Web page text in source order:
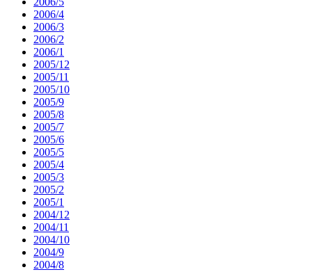
2006/4
2006/3
2006/2
2006/1
2005/12
2005/11
2005/10
2005/9
2005/8
2005/7
2005/6
2005/5
2005/4
2005/3
2005/2
2005/1
2004/12
2004/11
2004/10
2004/9
2004/8